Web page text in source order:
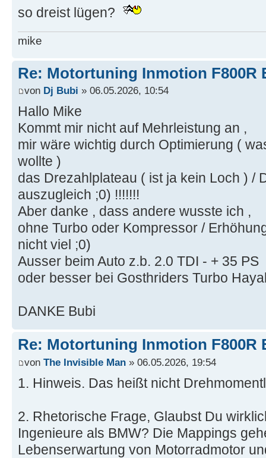
so dreist lügen?
mike
Re: Motortuning Inmotion F800R
von Dj Bubi » 06.05.2026, 10:54
Hallo Mike
Kommt mir nicht auf Mehrleistung an ,
mir wäre wichtig durch Optimierung (
wollte )
das Drezahlplateau ( ist ja kein Loch ) /
auszugleich ;0) !!!!!!!
Aber danke , dass andere wusste ich ,
ohne Turbo oder Kompressor /
nicht viel ;0)
Ausser beim Auto z.b. 2.0 TDI - + 35 PS
oder besser bei Gosthriders Turbo
DANKE Bubi
Re: Motortuning Inmotion F800R
von The Invisible Man » 06.05.2026, 19:54
1. Hinweis. Das heißt nicht
2. Rhetorische Frage, Glaubst Du
Ingenieure als BMW? Die Mappings
Lebenserwartung von Motorradmotor